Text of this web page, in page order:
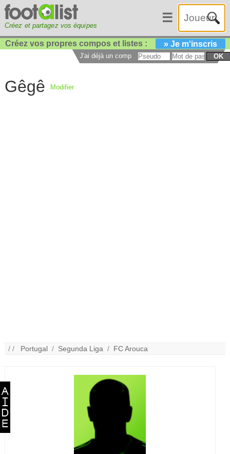
Créez et partagez vos équipes
☰
Créez vos propres compos et listes : » Je m'inscris
J'ai déjà un compte : OK
Gêgê Modifier
/ / Portugal / Segunda Liga / FC Arouca